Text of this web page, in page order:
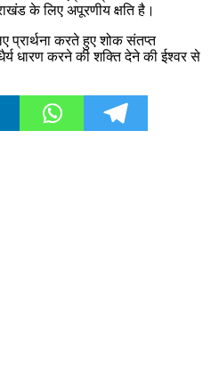
के लिए अपूरणीय क्षति है।
प्रार्थना करते हुए शोक संतप्त
धारण करने की शक्ति देने की ईश्वर से